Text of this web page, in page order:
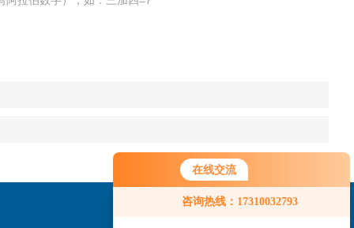
在线交流
咨询热线：17310032793